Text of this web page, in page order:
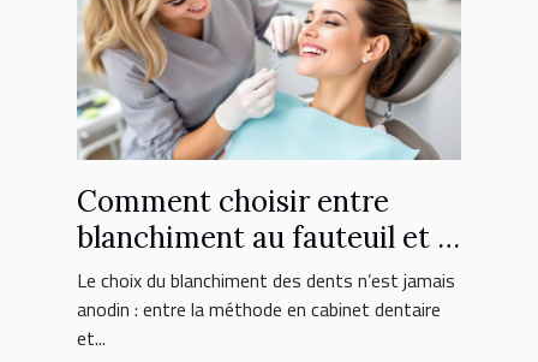
Comment choisir entre
blanchiment au fauteuil et à
domicile ?
Le choix du blanchiment des dents n’est jamais
anodin : entre la méthode en cabinet dentaire
et...